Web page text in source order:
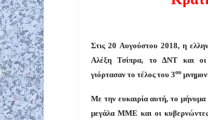
Στις 20 Αυγούστου 2018, η
Αλέξη Τσίπρα, το ΔΝΤ και οι
γιόρτασαν το τέλος του 3ου
Με την ευκαιρία αυτή, το μήνυμα
μεγάλα ΜΜΕ και οι κυβερνώντες